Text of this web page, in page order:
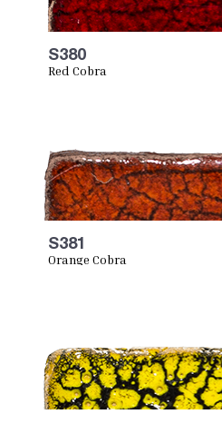
S380
Red Cobra
S381
Orange Cobra